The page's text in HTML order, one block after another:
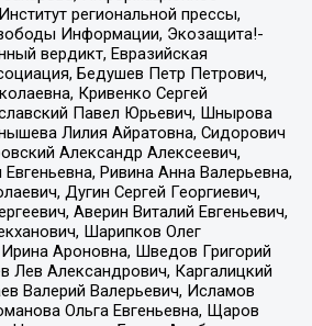
региональной прессы,
Информации, Экозащита!-
вердикт, Евразийская
Бедушев Петр Петрович,
Кривенко Сергей
Павел Юрьевич, Шнырова
Лилия Айратовна, Сидорович
Александр Алексеевич,
Ривина Анна Валерьевна,
Дугин Сергей Георгиевич,
Аверин Виталий Евгеньевич,
Шарипков Олег
Ароновна, Шведов Григорий
Лев Александрович, Каргалицкий
Валерий Валерьевич, Исламов
Ольга Евгеньевна, Щаров